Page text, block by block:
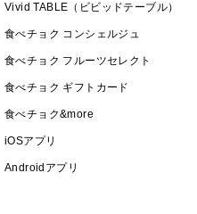
Vivid TABLE（ビビッドテーブル）
食べチョク コンシェルジュ
食べチョク フルーツセレクト
食べチョク ギフトカード
食べチョク&more
iOSアプリ
Androidアプリ